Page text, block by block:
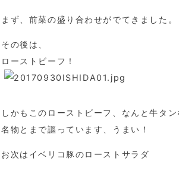
まず、前菜の盛り合わせがでてきました。
その後は、
ローストビーフ！
しかもこのローストビーフ、なんと牛タン
名物とまで謳っています、うまい！
お次はイベリコ豚のローストサラダ